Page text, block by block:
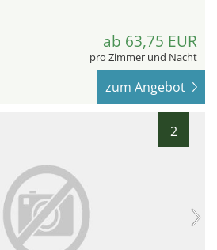
ab 63,75 EUR
pro Zimmer und Nacht
zum Angebot
2